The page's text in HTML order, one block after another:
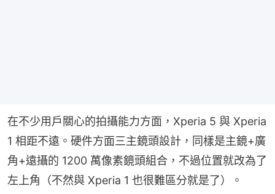
在不少用戶關心的拍攝能力方面，Xperia 5 與 Xperia
1 相距不遠。硬件方面三主鏡頭設計，同樣是主鏡+廣
角+遠攝的 1200 萬像素鏡頭組合，不過位置就改為了
左上角（不然與 Xperia 1 也很難區分就是了）。